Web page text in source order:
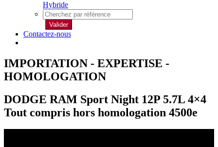
Hybride
Valider
Contactez-nous
IMPORTATION - EXPERTISE -
HOMOLOGATION
DODGE RAM Sport Night 12P 5.7L 4×4
Tout compris hors homologation 4500e